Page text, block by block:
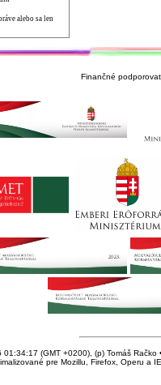
alebo sa len
Finančné
(GMT +0200), (p) Tomáš Račko
pre Mozillu, Firefox, Operu a